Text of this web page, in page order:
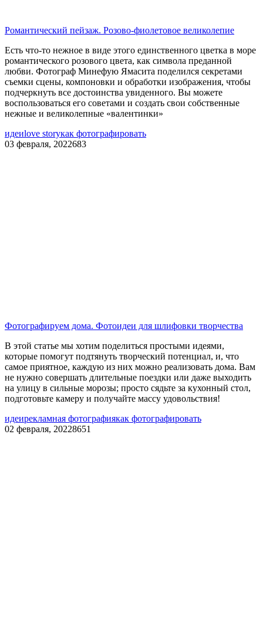
Романтический пейзаж. Розово-фиолетовое великолепие
Есть что-то нежное в виде этого единственного цветка в море
романтического розового цвета, как символа преданной
любви. Фотограф Минефую Ямасита поделился секретами
съемки сцены, компоновки и обработки изображения, чтобы
подчеркнуть все достоинства увиденного. Вы можете
воспользоваться его советами и создать свои собственные
нежные и великолепные «валентинки»
идеиlove storyкак фотографировать
03 февраля, 2022683
Фотографируем дома. Фотоидеи для шлифовки творчества
В этой статье мы хотим поделиться простыми идеями,
которые помогут подтянуть творческий потенциал, и, что
самое приятное, каждую из них можно реализовать дома. Вам
не нужно совершать длительные поездки или даже выходить
на улицу в сильные морозы; просто сядьте за кухонный стол,
подготовьте камеру и получайте массу удовольствия!
идеирекламная фотографиякак фотографировать
02 февраля, 20228651